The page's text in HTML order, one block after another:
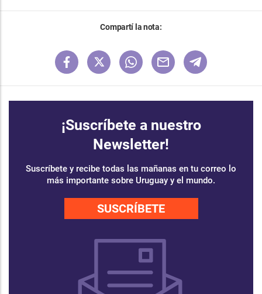
Compartí la nota:
¡Suscríbete a nuestro
Newsletter!
Suscríbete y recibe todas las mañanas en tu correo lo
más importante sobre Uruguay y el mundo.
SUSCRÍBETE